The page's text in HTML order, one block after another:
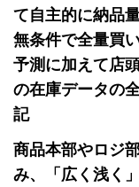
て自主的に納品
無条件で全量買
予測に加えて店
の在庫データの
記
商品本部やロジ
み、「広く浅く